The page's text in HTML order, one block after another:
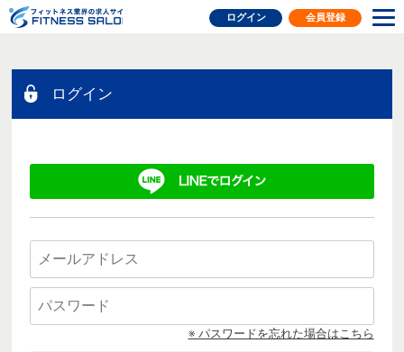
フィットネス業界の求人
ログイン 会員登録
ログイン
※ パスワードを忘れた場合はこちら